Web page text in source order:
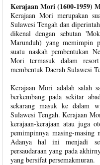
Kerajaan Mori (1600-1959)
Kerajaan Mori merupakan
Sulawesi Tengah dan
dikenal dengan sebutan
Marunduh) yang memimpin
suatu naskah pembentukan
Mori termasuk dalam
membentuk Daerah Sulawesi
Kerajaan Mori adalah salah
berkembang pada sekitar
sekarang masuk ke dalam
Sulawesi Tengah. Kerajaan
kerajaan-kerajaan atau juga
pemimpinnya masing-
Adanya hal ini menjadi
persaudaraan yang pada
yang bersifat persemakmuran.